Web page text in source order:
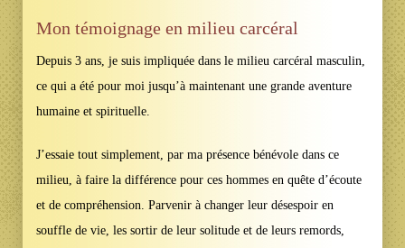
Mon témoignage en milieu carcéral
Depuis 3 ans, je suis impliquée dans le milieu carcéral masculin,
ce qui a été pour moi jusqu’à maintenant une grande aventure
humaine et spirituelle.
J’essaie tout simplement, par ma présence bénévole dans ce
milieu, à faire la différence pour ces hommes en quête d’écoute
et de compréhension. Parvenir à changer leur désespoir en
souffle de vie, les sortir de leur solitude et de leurs remords,